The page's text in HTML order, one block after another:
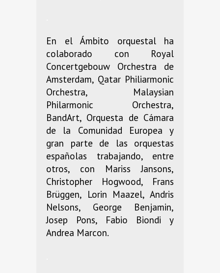
En el Ámbito orquestal ha
colaborado con Royal
Concertgebouw Orchestra de
Amsterdam, Qatar Philiarmonic
Orchestra, Malaysian
Philarmonic Orchestra,
BandArt, Orquesta de Cámara
de la Comunidad Europea y
gran parte de las orquestas
españolas trabajando, entre
otros, con Mariss Jansons,
Christopher Hogwood, Frans
Brüggen, Lorin Maazel, Andris
Nelsons, George Benjamin,
Josep Pons, Fabio Biondi y
Andrea Marcon.